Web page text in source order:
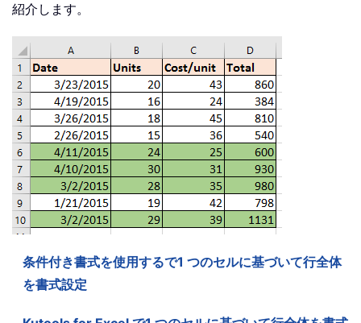
紹介します。
条件付き書式を使用するで1 つのセルに基づいて行全体
を書式設定